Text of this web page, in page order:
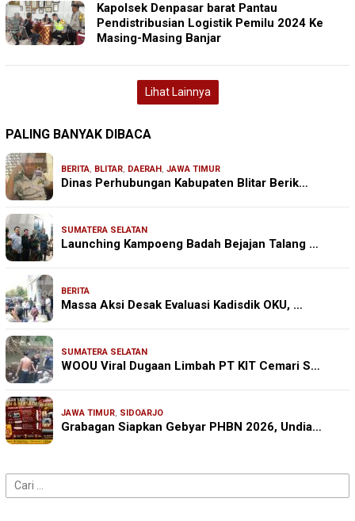
Kapolsek Denpasar barat Pantau
Pendistribusian Logistik Pemilu 2024 Ke
Masing-Masing Banjar
Lihat Lainnya
PALING BANYAK DIBACA
BERITA, BLITAR, DAERAH , JAWA TIMUR
Dinas Perhubungan Kabupaten Blitar Berik…
SUMATERA SELATAN
Launching Kampoeng Badah Bejajan Talang …
BERITA
Massa Aksi Desak Evaluasi Kadisdik OKU, …
SUMATERA SELATAN
WOOU Viral Dugaan Limbah PT KIT Cemari S…
JAWA TIMUR, SIDOARJO
Grabagan Siapkan Gebyar PHBN 2026, Undia…
Cari
untuk: